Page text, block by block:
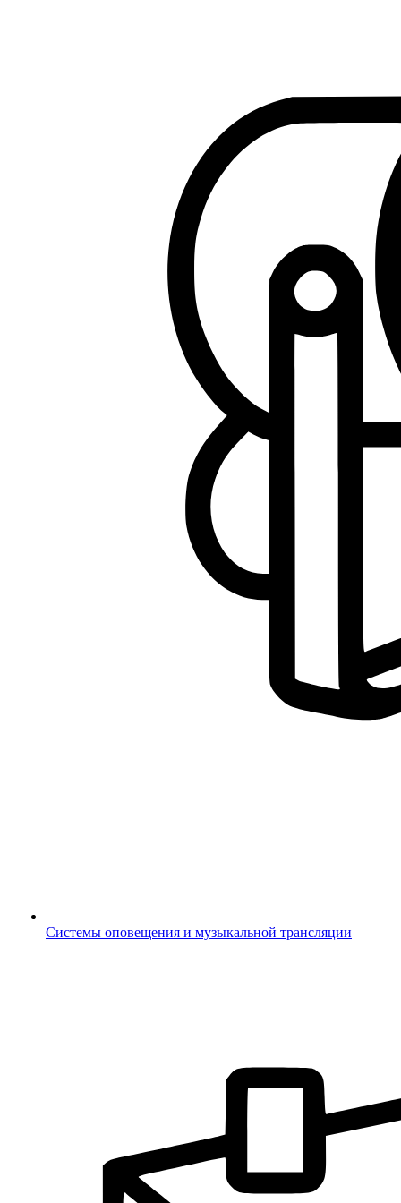
Системы оповещения и музыкальной трансляции